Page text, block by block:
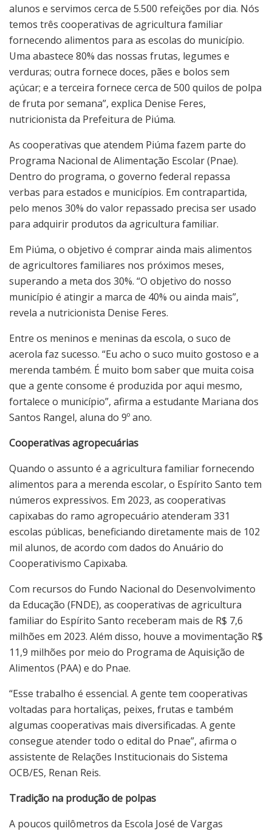
alunos e servimos cerca de 5.500 refeições por dia. Nós
temos três cooperativas de agricultura familiar
fornecendo alimentos para as escolas do município.
Uma abastece 80% das nossas frutas, legumes e
verduras; outra fornece doces, pães e bolos sem
açúcar; e a terceira fornece cerca de 500 quilos de polpa
de fruta por semana”, explica Denise Feres,
nutricionista da Prefeitura de Piúma.
As cooperativas que atendem Piúma fazem parte do
Programa Nacional de Alimentação Escolar (Pnae).
Dentro do programa, o governo federal repassa
verbas para estados e municípios. Em contrapartida,
pelo menos 30% do valor repassado precisa ser usado
para adquirir produtos da agricultura familiar.
Em Piúma, o objetivo é comprar ainda mais alimentos
de agricultores familiares nos próximos meses,
superando a meta dos 30%. “O objetivo do nosso
município é atingir a marca de 40% ou ainda mais”,
revela a nutricionista Denise Feres.
Entre os meninos e meninas da escola, o suco de
acerola faz sucesso. “Eu acho o suco muito gostoso e a
merenda também. É muito bom saber que muita coisa
que a gente consome é produzida por aqui mesmo,
fortalece o município”, afirma a estudante Mariana dos
Santos Rangel, aluna do 9º ano.
Cooperativas agropecuárias
Quando o assunto é a agricultura familiar fornecendo
alimentos para a merenda escolar, o Espírito Santo tem
números expressivos. Em 2023, as cooperativas
capixabas do ramo agropecuário atenderam 331
escolas públicas, beneficiando diretamente mais de 102
mil alunos, de acordo com dados do Anuário do
Cooperativismo Capixaba.
Com recursos do Fundo Nacional do Desenvolvimento
da Educação (FNDE), as cooperativas de agricultura
familiar do Espírito Santo receberam mais de R$ 7,6
milhões em 2023. Além disso, houve a movimentação R$
11,9 milhões por meio do Programa de Aquisição de
Alimentos (PAA) e do Pnae.
“Esse trabalho é essencial. A gente tem cooperativas
voltadas para hortaliças, peixes, frutas e também
algumas cooperativas mais diversificadas. A gente
consegue atender todo o edital do Pnae”, afirma o
assistente de Relações Institucionais do Sistema
OCB/ES, Renan Reis.
Tradição na produção de polpas
A poucos quilômetros da Escola José de Vargas